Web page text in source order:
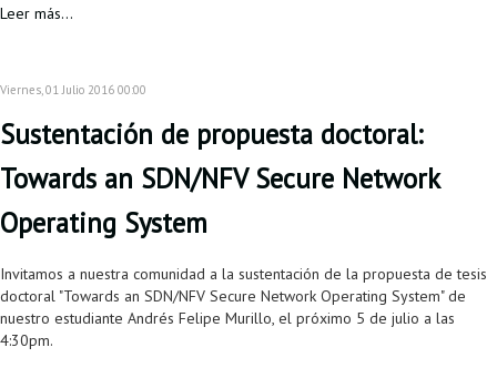
Leer más...
Viernes, 01 Julio 2016 00:00
Sustentación de propuesta doctoral:
Towards an SDN/NFV Secure Network
Operating System
Invitamos a nuestra comunidad a la sustentación de la propuesta de tesis
doctoral "Towards an SDN/NFV Secure Network Operating System" de
nuestro estudiante Andrés Felipe Murillo, el próximo 5 de julio a las
4:30pm.